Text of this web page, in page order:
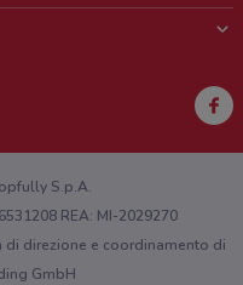
S.p.A.
REA: MI-2029270
di direzione e coordinamento di
GmbH